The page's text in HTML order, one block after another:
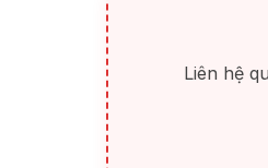
Liên hệ